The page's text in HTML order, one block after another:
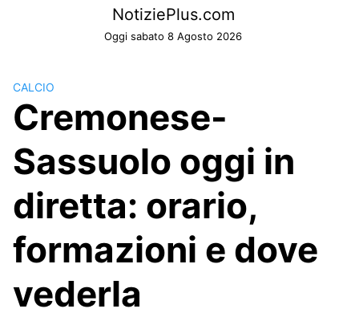
NotiziePlus.com
Oggi sabato 8 Agosto 2026
CALCIO
Cremonese-
Sassuolo oggi in
diretta: orario,
formazioni e dove
vederla